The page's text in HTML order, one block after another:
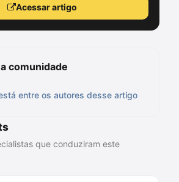
Acessar artigo
comunidade
entre os autores desse artigo
que conduziram este